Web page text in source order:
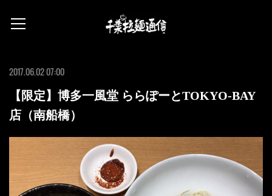
2017.06.02 07:00
【限定】博多一風堂 ららぽーとTOKYO-BAY
店（南船橋）